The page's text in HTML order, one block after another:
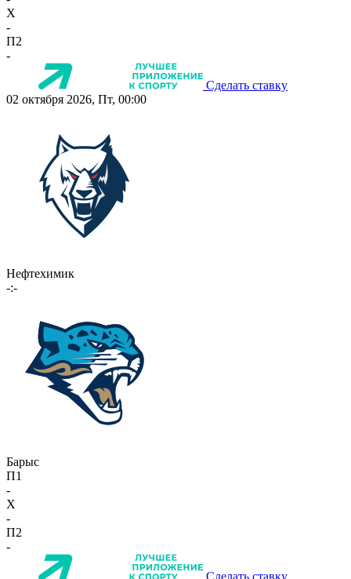
X
-
П2
-
Сделать ставку
02 октября 2026, Пт, 00:00
Нефтехимик
-:-
Барыс
П1
-
X
-
П2
-